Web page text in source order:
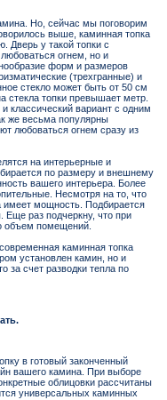
Но, сейчас мы поговорим
выше, каминная топка
Дверь у такой топки с
огнем, но и
форм и размеров
(трехгранные) и
стекло может быть от 50 см
стекла топки превышает метр.
классический вариант с одним
же весьма популярны
любоваться огнем сразу из
на интерьерные и
по размеру и внешнему
вашего интерьера. Более
Несмотря на то, что
мощность. Подбирается
раз подчеркну, что при
объем помещений.
каминная топка
установлен камин, но и
за счет разводки тепла по
в готовый законченный
вашего камина. При выборе
облицовки рассчитаны
универсальных каминных